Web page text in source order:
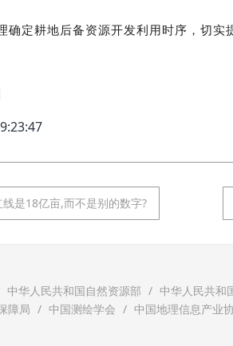
确定耕地后备资源开发利用时序，切实
是18亿亩,而不是别的数字?
中华人民共和国自然资源部 中华人民共和
障局
中国测绘学会 中国地理信息产业